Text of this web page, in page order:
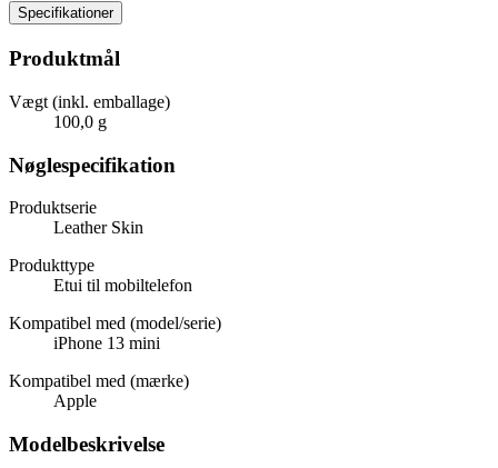
Specifikationer
Produktmål
Vægt (inkl. emballage)
100,0 g
Nøglespecifikation
Produktserie
Leather Skin
Produkttype
Etui til mobiltelefon
Kompatibel med (model/serie)
iPhone 13 mini
Kompatibel med (mærke)
Apple
Modelbeskrivelse